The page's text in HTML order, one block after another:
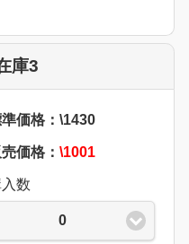
庫3
価格：\1430
価格： \1001
数
0